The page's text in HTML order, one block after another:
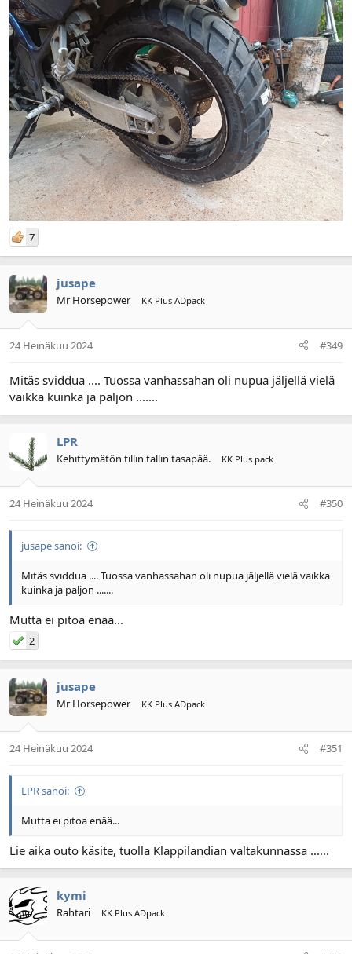
7
jusape
Mr Horsepower KK Plus ADpack
24 Heinäkuu 2024 #349
Mitäs sviddua .... Tuossa vanhassahan oli nupua jäljellä vielä
vaikka kuinka ja paljon .......
LPR
Kehittymätön tillin tallin tasapää. KK Plus pack
24 Heinäkuu 2024 #350
jusape sanoi:
Mitäs sviddua .... Tuossa vanhassahan oli nupua jäljellä vielä vaikka
kuinka ja paljon .......
Mutta ei pitoa enää...
2
jusape
Mr Horsepower KK Plus ADpack
24 Heinäkuu 2024 #351
LPR sanoi:
Mutta ei pitoa enää...
Lie aika outo käsite, tuolla Klappilandian valtakunnassa ......
kymi
Rahtari KK Plus ADpack